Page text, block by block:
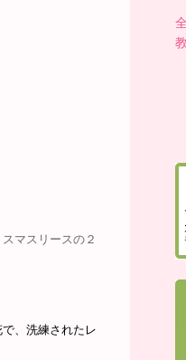
マスリースの２
、洗練されたレ